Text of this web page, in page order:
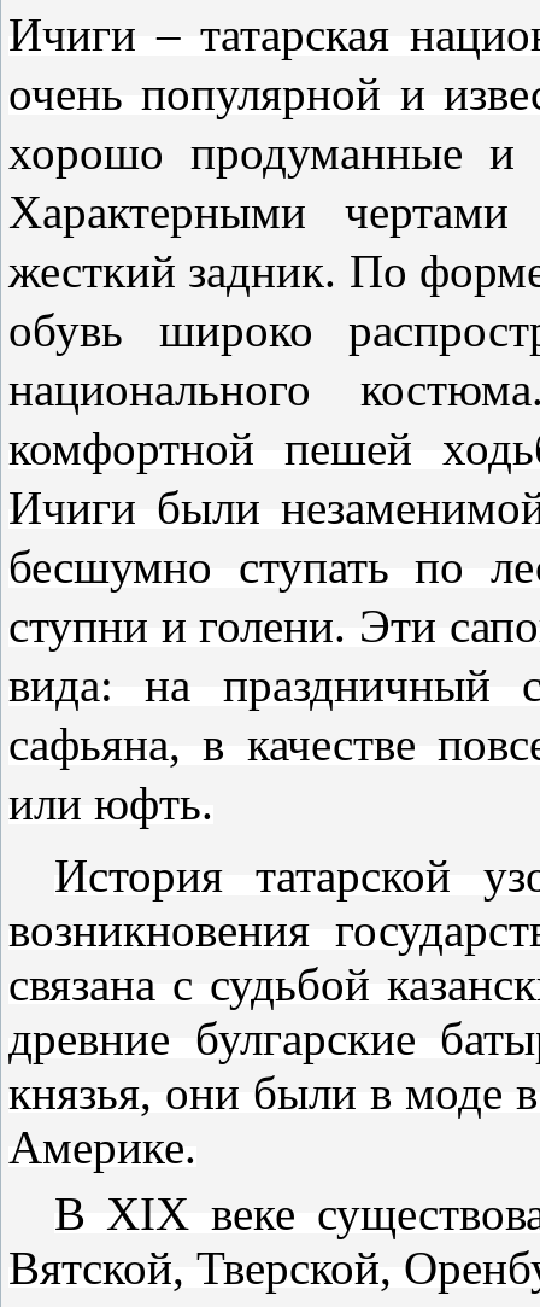
Ичиги – татарская
очень популярной и
хорошо продуманные и
Характерными
жесткий задник. По
обувь широко
национального
комфортной пешей
Ичиги были
бесшумно ступать по
ступни и голени. Эти
вида: на праздничный
сафьяна, в качестве
или юфть.
История татарской
возникновения
связана с судьбой
древние булгарские
князья, они были в моде
Америке.
В XIX веке
Вятской, Тверской,